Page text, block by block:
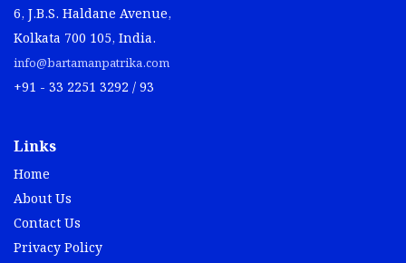
6, J.B.S. Haldane Avenue,
Kolkata 700 105, India.
info@bartamanpatrika.com
+91 - 33 2251 3292 / 93
Links
Home
About Us
Contact Us
Privacy Policy